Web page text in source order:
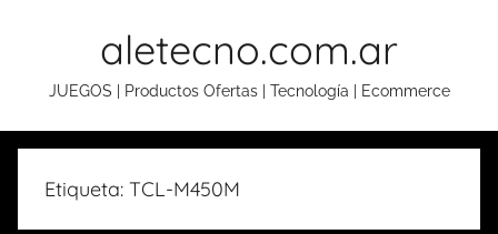
aletecno.com.ar
JUEGOS | Productos Ofertas | Tecnología | Ecommerce
Etiqueta: TCL-M450M